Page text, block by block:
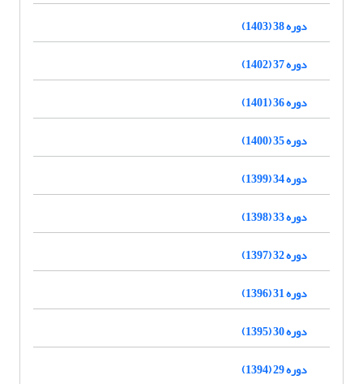
دوره 38 (1403)
دوره 37 (1402)
دوره 36 (1401)
دوره 35 (1400)
دوره 34 (1399)
دوره 33 (1398)
دوره 32 (1397)
دوره 31 (1396)
دوره 30 (1395)
دوره 29 (1394)